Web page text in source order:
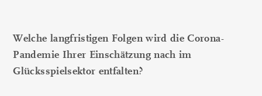
Welche langfristigen Folgen wird die Corona-
Pandemie Ihrer Einschätzung nach im
Glücksspielsektor entfalten?